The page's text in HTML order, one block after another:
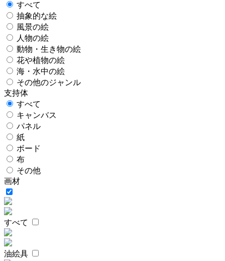
すべて
抽象的な絵
風景の絵
人物の絵
動物・生き物の絵
花や植物の絵
海・水中の絵
その他のジャンル
支持体
すべて
キャンバス
パネル
紙
ボード
布
その他
画材
すべて
油絵具